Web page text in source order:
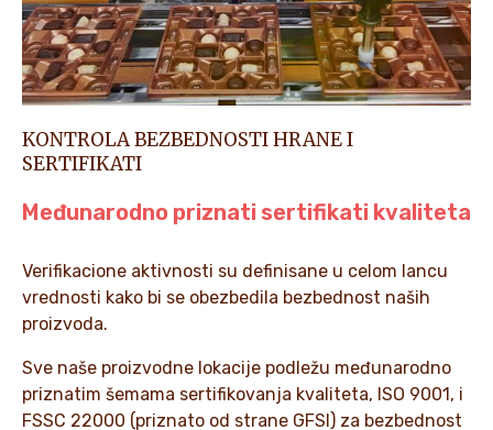
KONTROLA BEZBEDNOSTI HRANE I
SERTIFIKATI
Međunarodno priznati sertifikati kvaliteta
Verifikacione aktivnosti su definisane u celom lancu
vrednosti kako bi se obezbedila bezbednost naših
proizvoda.
Sve naše proizvodne lokacije podležu međunarodno
priznatim šemama sertifikovanja kvaliteta, ISO 9001, i
FSSC 22000 (priznato od strane GFSI) za bezbednost